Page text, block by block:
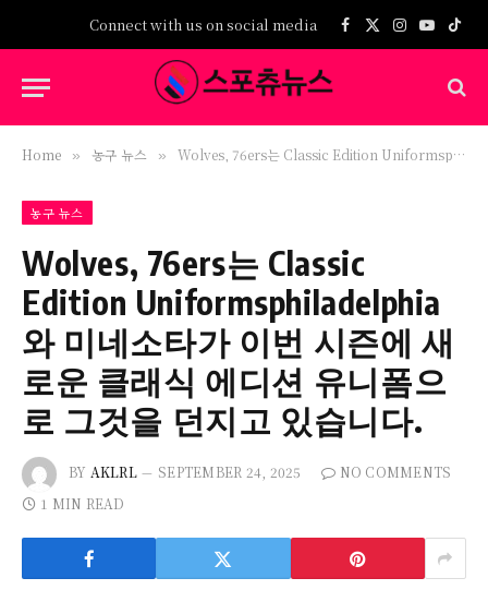
Connect with us on social media Facebook
X
Instagram
Home » 농구 뉴스 » Wolves, 76ers는 Classic Edition Uniformsphiladelphia와 미네소타가 이번 시즌에 새로운 클래식 에디션 유니폼으로 그것을 던지고 있습니다.
농구 뉴스
Wolves, 76ers는 Classic
Edition Uniformsphiladelphia
와 미네소타가 이번 시즌에 새
로운 클래식 에디션 유니폼으
로 그것을 던지고 있습니다.
BY AKLRL SEPTEMBER 24, 2025
NO COMMENTS
1 MIN READ